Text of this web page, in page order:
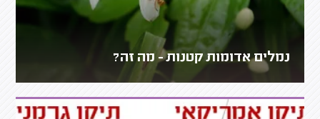
נמלים אדומות קטנות - מה זה?